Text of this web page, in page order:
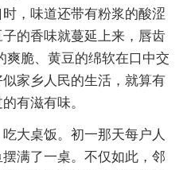
，味道还带有粉浆的酸涩
的香味就蔓延上来，唇齿
爽脆、黄豆的绵软在口中交
家乡人民的生活，就算有
有滋有味。
大桌饭。初一那天每户人
满了一桌。不仅如此，邻